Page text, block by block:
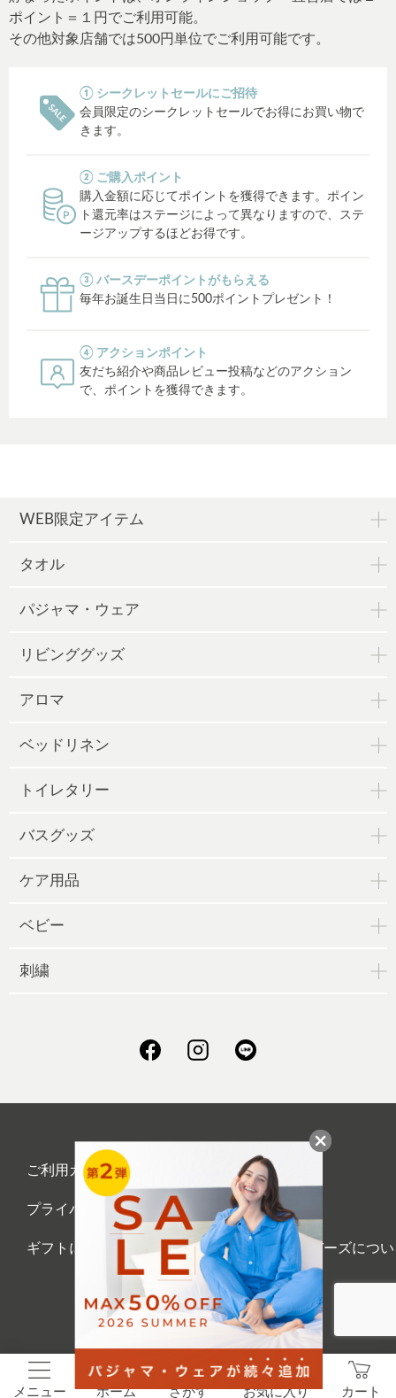
メニュー ホーム さがす お気に入り カート
ポイント＝１円でご利用可能。
その他対象店舗では500円単位でご利用可能です。
① シークレットセールにご招待
会員限定のシークレットセールでお得にお買い物で
きます。
② ご購入ポイント
購入金額に応じてポイントを獲得できます。ポイン
ト還元率はステージによって異なりますので、ステ
ージアップするほどお得です。
③ バースデーポイントがもらえる
毎年お誕生日当日に500ポイントプレゼント！
④ アクションポイント
友だち紹介や商品レビュー投稿などのアクション
で、ポイントを獲得できます。
WEB限定アイテム
タオル
パジャマ・ウェア
リビンググッズ
アロマ
ベッドリネン
トイレタリー
バスグッズ
ケア用品
ベビー
刺繍
ご利用ガイド 会社概要
プライバシーポリシー 刺繍について
ギフトについて
UCHINOメンバーズについ
て
お問い合わせ
©UCHINO CO., Ltd. All Rights Reserved.